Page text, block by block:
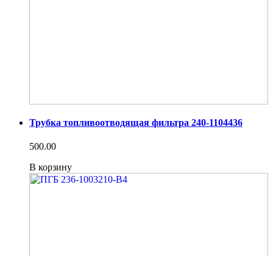
Трубка топливоотводящая фильтра 240-1104436
500.00
В корзину